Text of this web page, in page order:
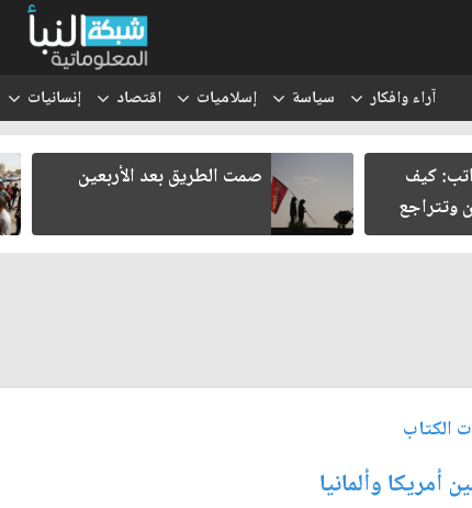
آراء وافكار سياسة إسلاميات اقتصاد إنسانيات
اقتصاد العراق في غرفة
الإنقاذ؟
الكتاب
أمريكا وألمانيا